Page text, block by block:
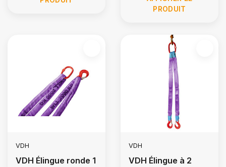
PRODUIT
VDH
VDH Élingue ronde 1
VDH
VDH Élingue à 2